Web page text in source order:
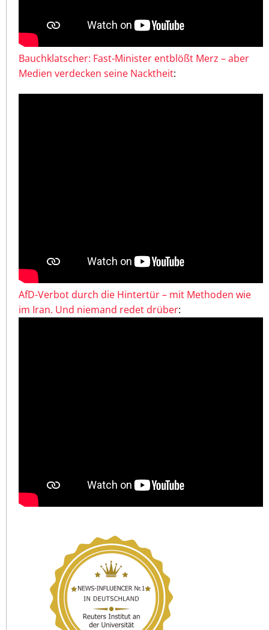
Bauchklatscher: Fast-Minister entblößt Merz – aber
Medien verdecken seine Nacktheit:
AfD-Verbot durch die Hintertür – mit Methoden wie
im Iran. Und niemand redet drüber: